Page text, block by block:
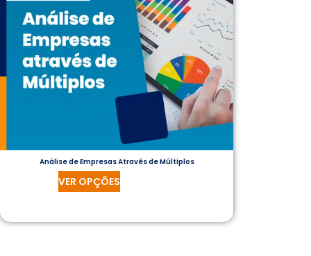
Análise de Empresas Através de Múltiplos
VER OPÇÕES